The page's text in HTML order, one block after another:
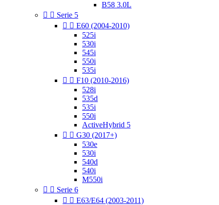
B58 3.0L
  Serie 5
  E60 (2004-2010)
525i
530i
545i
550i
535i
  F10 (2010-2016)
528i
535d
535i
550i
ActiveHybrid 5
  G30 (2017+)
530e
530i
540d
540i
M550i
  Serie 6
  E63/E64 (2003-2011)